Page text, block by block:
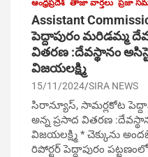
ఆంధ్రప్రదేశ్ తాజా వార్తలు ప్రజా
Assistant
పెద్దాపురం మరిడమ్మ
వితరణ :దేవస్థానం
విజయలక్ష్మి
15/11/2024 SIRA NEWS
సిరాన్యూస్, సామర్లకోట
అన్న ప్రసాద వితరణ
విజయలక్ష్మి * చెక్కును
రిపోర్టర్ పెద్దాపురం